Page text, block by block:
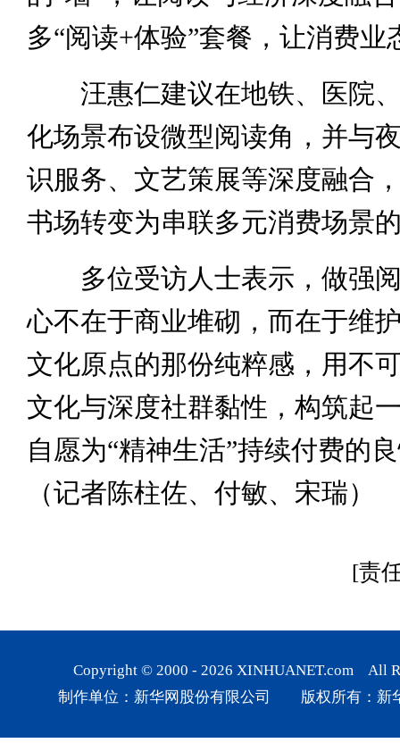
多“阅读+体验”套餐，让消费业
汪惠仁建议在地铁、医院、
化场景布设微型阅读角，并与
识服务、文艺策展等深度融合
书场转变为串联多元消费场景
多位受访人士表示，做强阅
心不在于商业堆砌，而在于维
文化原点的那份纯粹感，用不
文化与深度社群黏性，构筑起
自愿为“精神生活”持续付费的
（记者陈柱佐、付敏、宋瑞）
[责
Copyright © 2000 - 2026 XINHUANET.com All
制作单位：新华网股份有限公司 版权所有：新